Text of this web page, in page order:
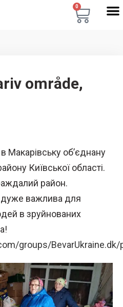
0
område,
Макарівську об’єднану
Київської області.
район.
дуже важлива для
в зруйнованих
groups/